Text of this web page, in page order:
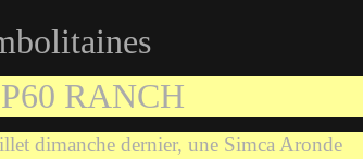
P60 RANCH
dimanche dernier, une Simca Aronde